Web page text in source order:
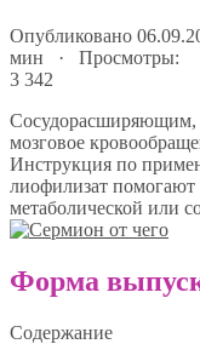
Опубликовано
мин · Просмотры:
3 342
Сосудорасширяющим,
мозговое
Инструкция по
лиофилизат помогают
метаболической или
Форма
Содержание